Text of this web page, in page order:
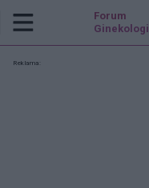
Forum
Reklama: